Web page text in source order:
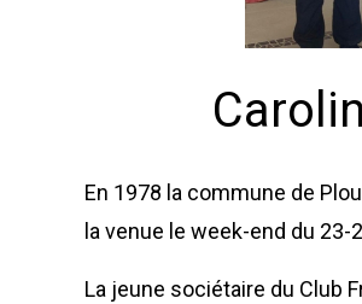
En 1978 la commune de
la venue le week-end du
La jeune sociétaire du Club